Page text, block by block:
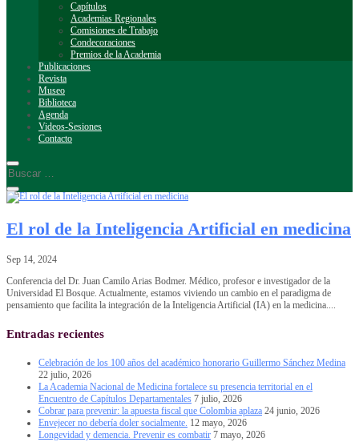
Capítulos
Academias Regionales
Comisiones de Trabajo
Condecoraciones
Premios de la Academia
Publicaciones
Revista
Museo
Biblioteca
Agenda
Videos-Sesiones
Contacto
El rol de la Inteligencia Artificial en medicina
Sep 14, 2024
Conferencia del Dr. Juan Camilo Arias Bodmer. Médico, profesor e investigador de la
Universidad El Bosque. Actualmente, estamos viviendo un cambio en el paradigma de
pensamiento que facilita la integración de la Inteligencia Artificial (IA) en la medicina....
Entradas recientes
Celebración de los 100 años del académico honorario Guillermo Sánchez Medina
22 julio, 2026
La Academia Nacional de Medicina fortalece su presencia territorial en el
Encuentro de Capítulos Departamentales 7 julio, 2026
Cobrar para prevenir: la apuesta fiscal que Colombia aplaza 24 junio, 2026
Envejecer no debería doler socialmente. 12 mayo, 2026
Longevidad y demencia. Prevenir es combatir 7 mayo, 2026